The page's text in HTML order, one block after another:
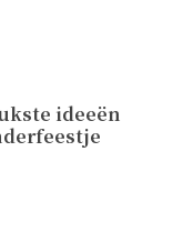
ideeën